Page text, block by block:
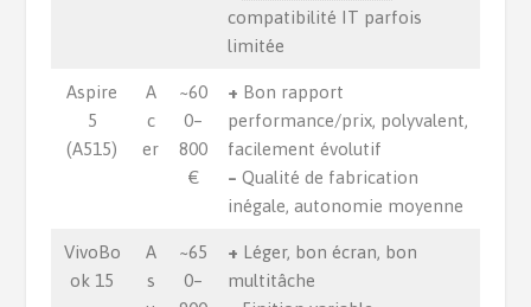
compatibilité IT parfois
limitée
Aspire
5
(A515)
A
c
er
~60
0–
800
€
+ Bon rapport
performance/prix, polyvalent,
facilement évolutif
– Qualité de fabrication
inégale, autonomie moyenne
VivoBo
ok 15
A
s
~65
0–
+ Léger, bon écran, bon
multitâche